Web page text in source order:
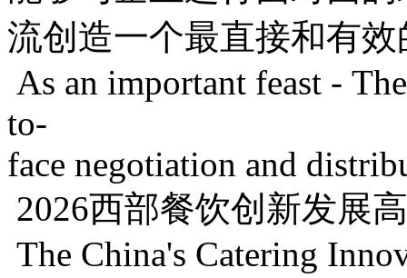
流创造一个最直接和有
As an important feast -
to-
face negotiation and
2026西部餐饮创新发展
The China's Catering